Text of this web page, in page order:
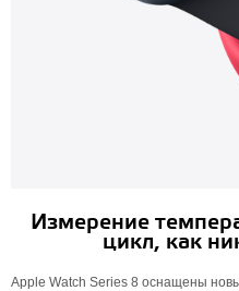
Измерение
цикл, как
Apple Watch Series 8 оснащены